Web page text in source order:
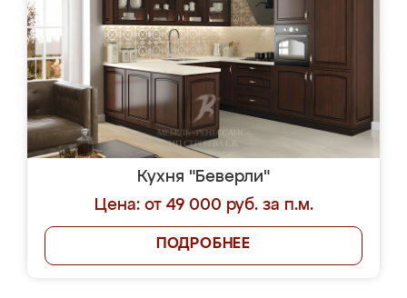
Кухня "Беверли"
Цена: от 49 000 руб. за п.м.
ПОДРОБНЕЕ